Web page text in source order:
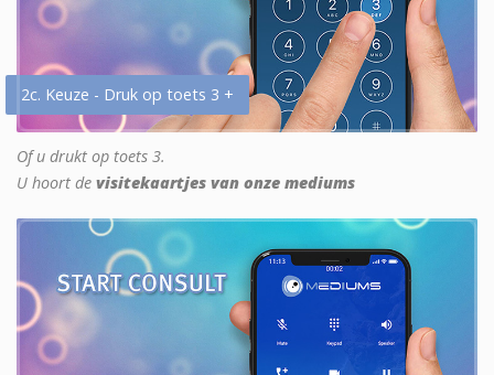
2c. Keuze - Druk op toets 3 +
Of u drukt op toets 3.
U hoort de visitekaartjes van onze mediums